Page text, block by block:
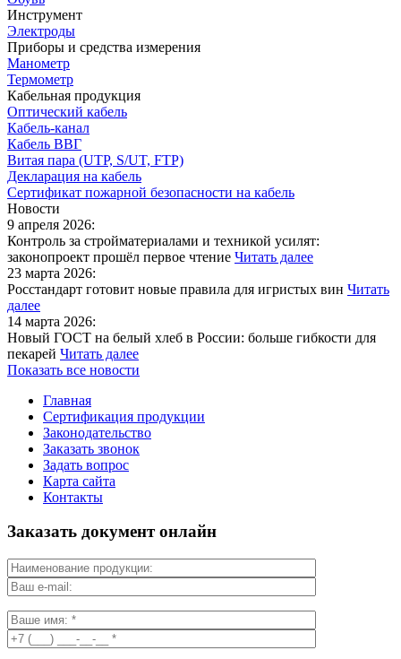
Инструмент
Электроды
Приборы и средства измерения
Манометр
Термометр
Кабельная продукция
Оптический кабель
Кабель-канал
Кабель ВВГ
Витая пара (UTP, S/UT, FTP)
Декларация на кабель
Сертификат пожарной безопасности на кабель
Новости
9 апреля 2026:
Контроль за стройматериалами и техникой усилят:
законопроект прошёл первое чтение Читать далее
23 марта 2026:
Росстандарт готовит новые правила для игристых вин Читать
далее
14 марта 2026:
Новый ГОСТ на белый хлеб в России: больше гибкости для
пекарей Читать далее
Показать все новости
Главная
Сертификация продукции
Законодательство
Заказать звонок
Задать вопрос
Карта сайта
Контакты
Заказать документ онлайн